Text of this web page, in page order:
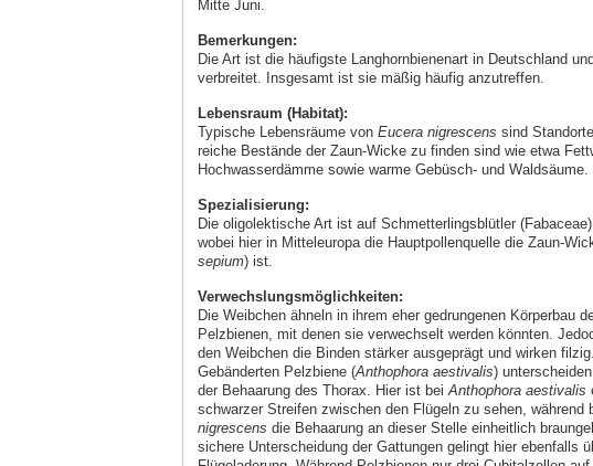
Mitte Juni.
Bemerkungen:
Die Art ist die häufigste Langhornbienenart in Deutschland
verbreitet. Insgesamt ist sie mäßig häufig anzutreffen.
Lebensraum (Habitat):
Typische Lebensräume von Eucera nigrescens sind
reiche Bestände der Zaun-Wicke zu finden sind wie etwa
Hochwasserdämme sowie warme Gebüsch- und Waldsäume.
Spezialisierung:
Die oligolektische Art ist auf Schmetterlingsblütler
wobei hier in Mitteleuropa die Hauptpollenquelle die Zaun-
sepium) ist.
Verwechslungsmöglichkeiten:
Die Weibchen ähneln in ihrem eher gedrungenen Körperbau
Pelzbienen, mit denen sie verwechselt werden könnten.
den Weibchen die Binden stärker ausgeprägt und wirken
Gebänderten Pelzbiene (Anthophora aestivalis)
der Behaarung des Thorax. Hier ist bei Anthophora aestivalis
schwarzer Streifen zwischen den Flügeln zu sehen, während
nigrescens die Behaarung an dieser Stelle einheitlich
sichere Unterscheidung der Gattungen gelingt hier ebenfalls